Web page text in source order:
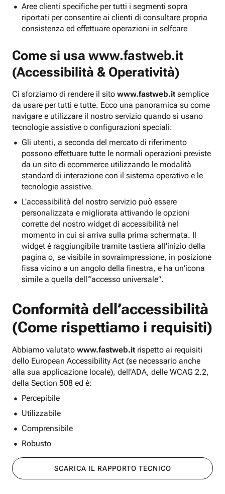
Aree clienti specifiche per tutti i segmenti sopra
riportati per consentire ai clienti di consultare propria
consistenza ed effettuare operazioni in selfcare
Come si usa www.fastweb.it
(Accessibilità & Operatività)
Ci sforziamo di rendere il sito www.fastweb.it semplice
da usare per tutti e tutte. Ecco una panoramica su come
navigare e utilizzare il nostro servizio quando si usano
tecnologie assistive o configurazioni speciali:
Gli utenti, a seconda del mercato di riferimento
possono effettuare tutte le normali operazioni previste
da un sito di ecommerce utilizzando le modalità
standard di interazione con il sistema operativo e le
tecnologie assistive.
L'accessibilità del nostro servizio può essere
personalizzata e migliorata attivando le opzioni
corrette del nostro widget di accessibilità nel
momento in cui si arriva sulla prima schermata. Il
widget è raggiungibile tramite tastiera all'inizio della
pagina o, se visibile in sovraimpressione, in posizione
fissa vicino a un angolo della finestra, e ha un'icona
simile a quella dell'“accesso universale”.
Conformità dell’accessibilità
(Come rispettiamo i requisiti)
Abbiamo valutato www.fastweb.it rispetto ai requisiti
dello European Accessibility Act (se necessario anche
alla sua applicazione locale), dell'ADA, delle WCAG 2.2,
della Section 508 ed è:
Percepibile
Utilizzabile
Comprensibile
Robusto
SCARICA IL RAPPORTO TECNICO